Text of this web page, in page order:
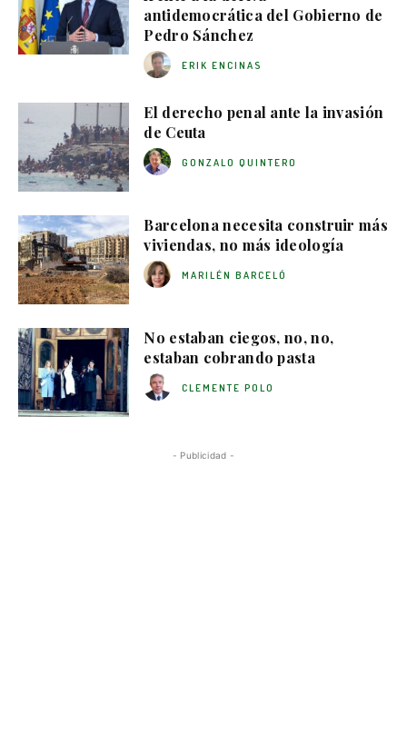
antidemocrática del Gobierno de
Pedro Sánchez
ERIK ENCINAS
El derecho penal ante la invasión
de Ceuta
GONZALO QUINTERO
Barcelona necesita construir más
viviendas, no más ideología
MARILÉN BARCELÓ
No estaban ciegos, no, no,
estaban cobrando pasta
CLEMENTE POLO
- Publicidad -